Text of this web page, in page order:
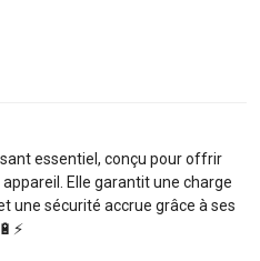
essentiel, conçu pour offrir
Elle garantit une charge
une sécurité accrue grâce à ses